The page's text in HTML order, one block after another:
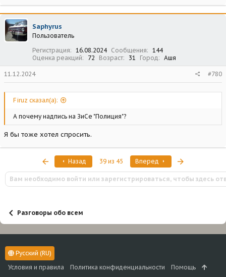
а
к
ц
и
и
Saphyrus
Пользователь
Регистрация
16.08.2024 Сообщения
144
Оценка реакций
72 Возраст 31 Город Ашя
11.12.2024 #780
Firuz сказал(а):
А почему надпись на ЗиСе "Полиция"?
Я бы тоже хотел спросить.
ПервыйНазад 39 из 45 Вперед
Вам необходимо войти или зарегистрироваться, чтобы здесь
Разговоры обо всем
Русский (RU)
Условия и правила
Политика конфиденциальности Помощь